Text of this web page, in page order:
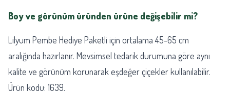
Boy ve görünüm üründen ürüne değişebilir mi?
Lilyum Pembe Hediye Paketli için ortalama 45-65 cm
aralığında hazırlanır. Mevsimsel tedarik durumuna göre aynı
kalite ve görünüm korunarak eşdeğer çiçekler kullanılabilir.
Ürün kodu: 1639.